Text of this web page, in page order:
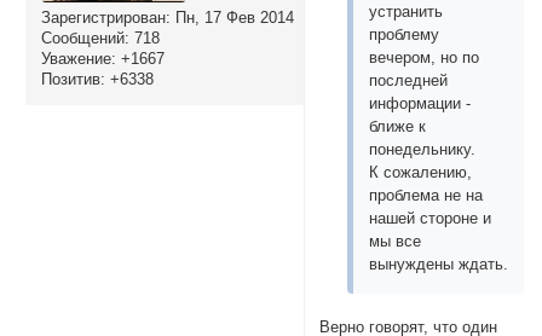
Зарегистрирован: Пн, 17 Фев 2014
Сообщений: 718
Уважение: +1667
Позитив: +6338
устранить
проблему
вечером, но по
последней
информации -
ближе к
понедельнику.
К сожалению,
проблема не на
нашей стороне и
мы все
вынуждены ждать.
Верно говорят, что один